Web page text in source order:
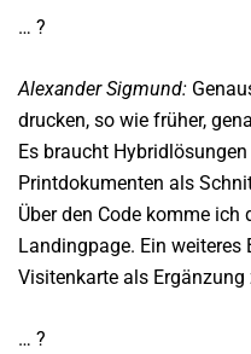
… ?
Alexander Sigmund:
drucken, so wie früher,
Es braucht
Printdokumenten als
Über den Code komme
Landingpage. Ein
Visitenkarte als Ergänzung
… ?